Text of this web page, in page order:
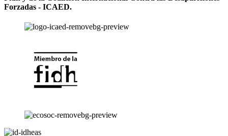
Forzadas - ICAED.